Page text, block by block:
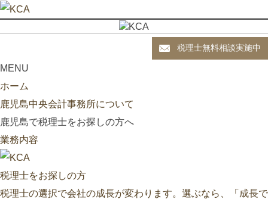
税理士無料相談実施中
MENU
ホーム
鹿児島中央会計事務所について
鹿児島で税理士をお探しの方へ
業務内容
税理士をお探しの方
税理士の選択で会社の成長が変わります。選ぶなら、「成長で